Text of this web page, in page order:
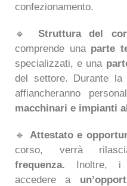
confezionamento.
🔹 Struttura del
comprende una parte
specializzati, e una
del settore. Durante
affiancheranno
macchinari e impianti
🔹 Attestato e
corso, verrà
frequenza. Inoltre, i
accedere a